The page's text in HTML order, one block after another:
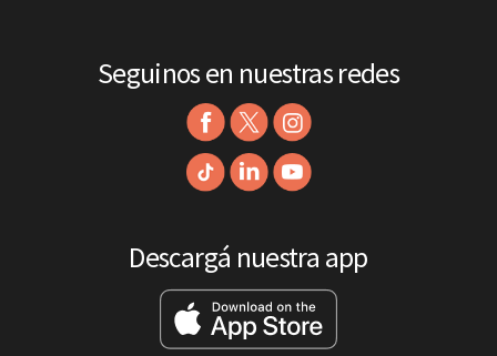
Seguinos en nuestras redes
Descargá nuestra app